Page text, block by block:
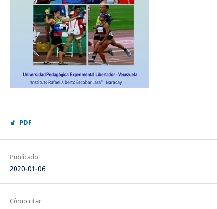
PDF
Publicado
2020-01-06
Cómo citar